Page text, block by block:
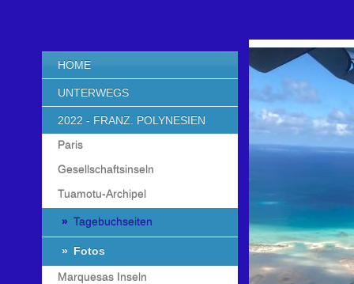
HOME
UNTERWEGS
2022 - FRANZ. POLYNESIEN
Paris
Gesellschaftsinseln
Tuamotu-Archipel
Tagebuchseiten
Fotos
Marquesas Inseln